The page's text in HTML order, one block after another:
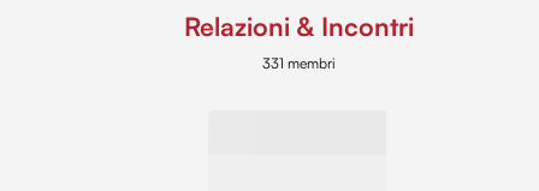
Relazioni & Incontri
331 membri